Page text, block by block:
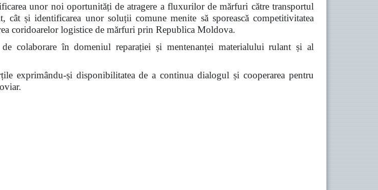
unor noi oportunități de atragere a fluxurilor de mărfuri către transportul
și identificarea unor soluții comune menite să sporească competitivitatea
coridoarelor logistice de mărfuri prin Republica Moldova.
colaborare în domeniul reparației și mentenanței materialului rulant și al
exprimându-și disponibilitatea de a continua dialogul și cooperarea pentru